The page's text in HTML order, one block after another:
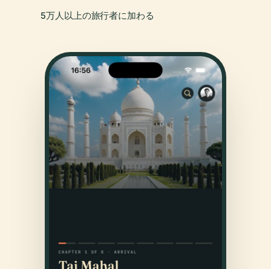
5万人以上の旅行者に加わる